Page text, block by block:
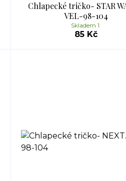
Chlapecké tričko- STAR
VEL-98-104
85 Kč
Skladem 1